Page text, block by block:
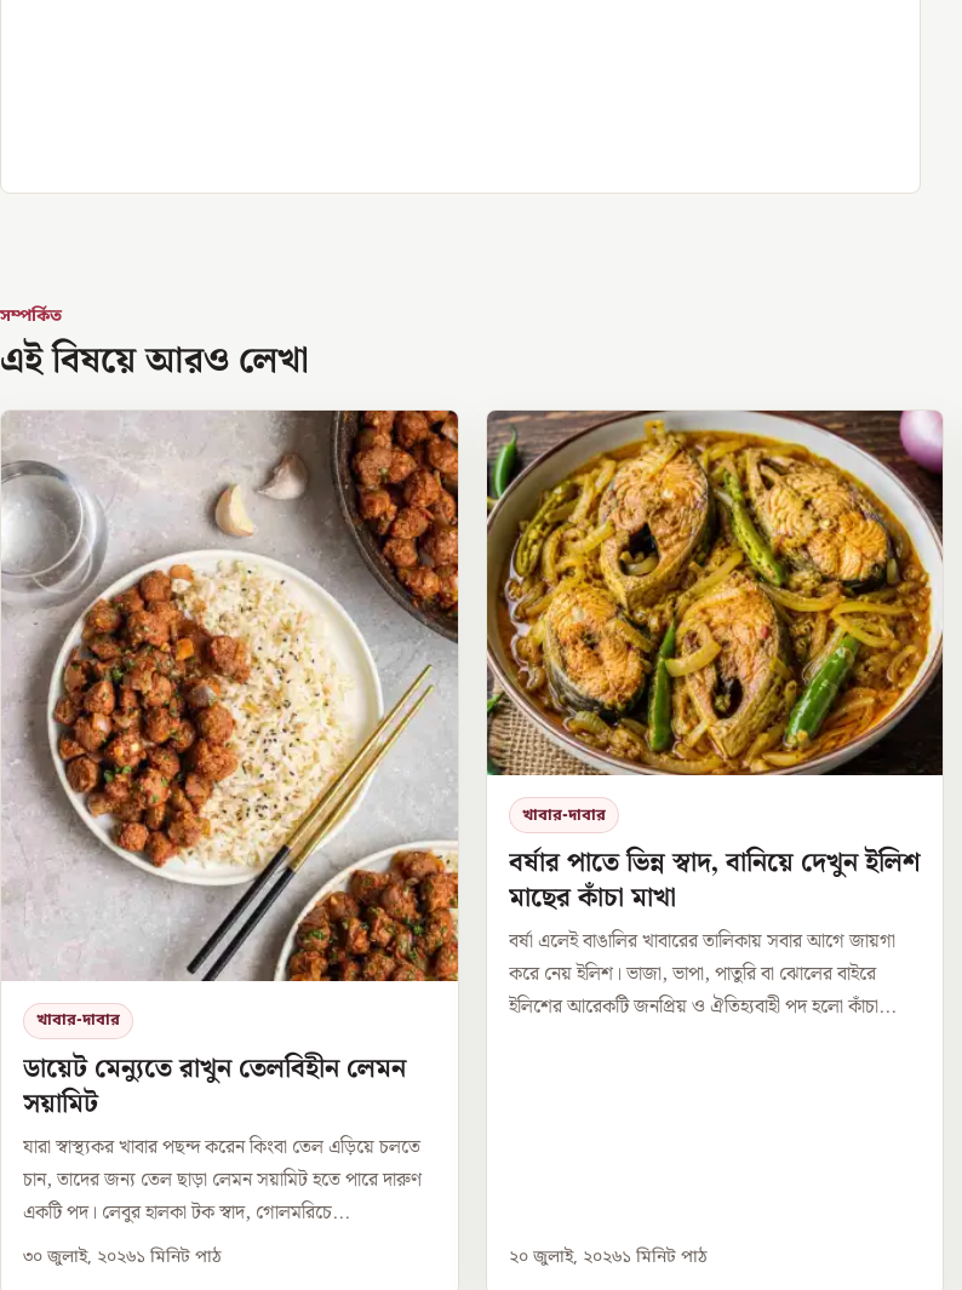
সম্পর্কিত
এই বিষয়ে আরও লেখা
খাবার-দাবার
ডায়েট মেন্যুতে রাখুন তেলবিহীন লেমন
সয়ামিট
যারা স্বাস্থ্যকর খাবার পছন্দ করেন কিংবা তেল এড়িয়ে চলতে
চান, তাদের জন্য তেল ছাড়া লেমন সয়ামিট হতে পারে দারুণ
একটি পদ। লেবুর হালকা টক স্বাদ, গোলমরিচে...
৩০ জুলাই, ২০২৬১ মিনিট পাঠ
খাবার-দাবার
বর্ষার পাতে ভিন্ন স্বাদ, বানিয়ে দেখুন ইলিশ
মাছের কাঁচা মাখা
বর্ষা এলেই বাঙালির খাবারের তালিকায় সবার আগে জায়গা
করে নেয় ইলিশ। ভাজা, ভাপা, পাতুরি বা ঝোলের বাইরে
ইলিশের আরেকটি জনপ্রিয় ও ঐতিহ্যবাহী পদ হলো কাঁচা...
২০ জুলাই, ২০২৬১ মিনিট পাঠ